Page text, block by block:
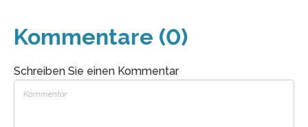
Kommentare (0)
Schreiben Sie einen Kommentar